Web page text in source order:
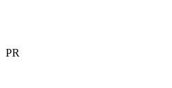
PR